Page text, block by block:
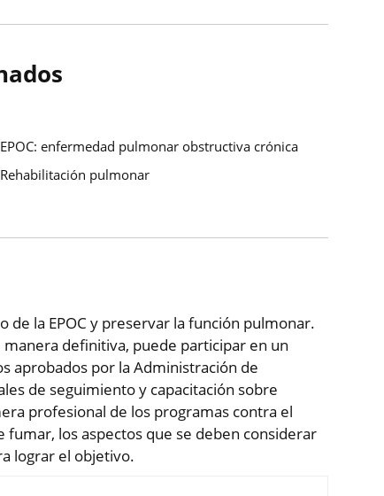
EPOC: enfermedad pulmonar obstructiva crónica
Rehabilitación pulmonar
la EPOC y preservar la función pulmonar.
definitiva, puede participar en un
aprobados por la Administración de
de seguimiento y capacitación sobre
profesional de los programas contra el
los aspectos que se deben considerar
lograr el objetivo.